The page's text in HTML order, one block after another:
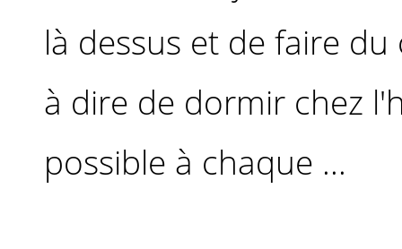
là dessus et de faire
à dire de dormir chez
possible à chaque ...